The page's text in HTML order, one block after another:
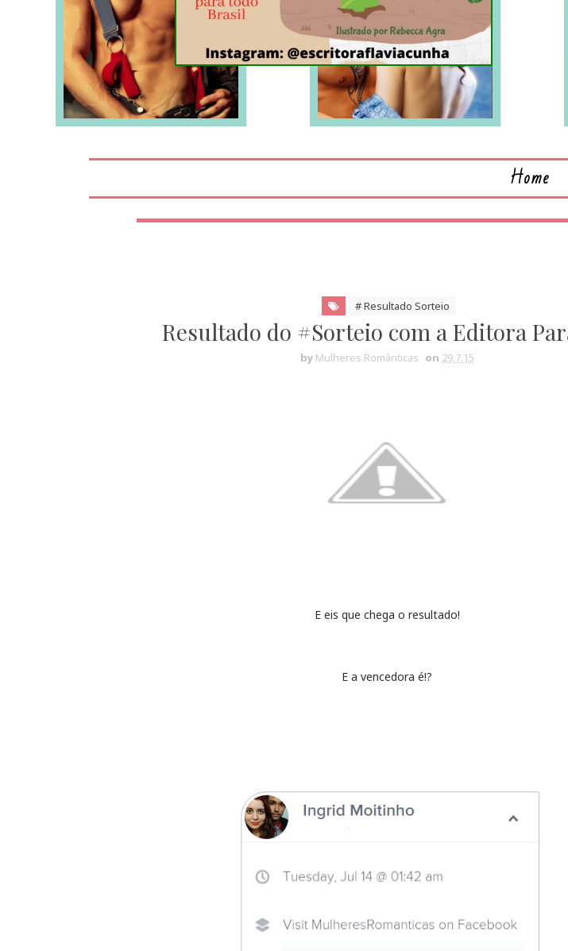
LEIA MAIS
Home
# Resultado Sorteio
Resultado do #Sorteio com a Editora
by Mulheres Românticas on 29.7.15
E eis que chega o resultado!
E a vencedora é!?